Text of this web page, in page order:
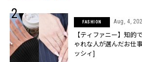
FASHION Aug, 4,
【ティファニー】知的
ゃれな人が選んだお仕
ッシィ]